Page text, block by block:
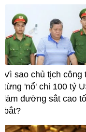
Vì sao chủ tịch công
từng 'nổ' chi 100 tỷ
làm đường sắt cao
bắt?